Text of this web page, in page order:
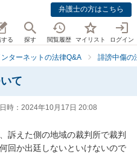
弁護士の方はこちら
る 探す 閲覧履歴 マイリスト ログイン
ンターネットの法律Q&A 誹謗中傷の
て
時： 2024年10月17日 20:08
訴えた側の地域の裁判所で裁判
回か出廷しないといけないので